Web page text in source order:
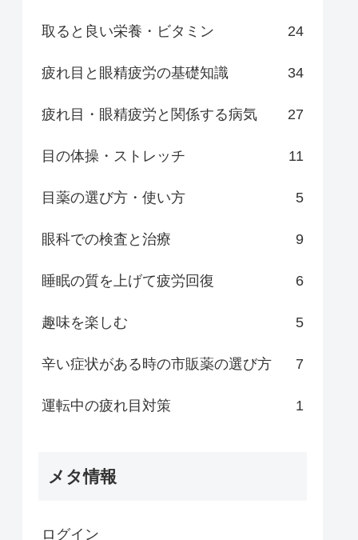
取ると良い栄養・ビタミン 24
疲れ目と眼精疲労の基礎知識 34
疲れ目・眼精疲労と関係する病気 27
目の体操・ストレッチ 11
目薬の選び方・使い方 5
眼科での検査と治療 9
睡眠の質を上げて疲労回復 6
趣味を楽しむ 5
辛い症状がある時の市販薬の選び方 7
運転中の疲れ目対策 1
メタ情報
ログイン